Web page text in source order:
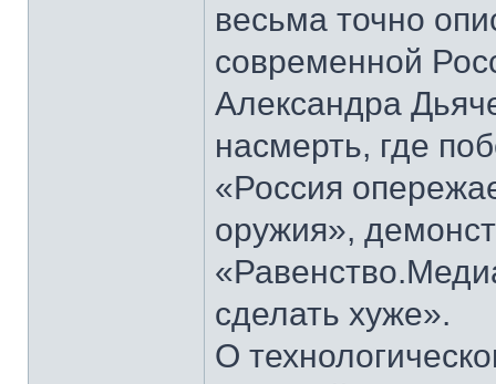
весьма точно
современной
Александра
насмерть, где
«Россия
оружия»,
сделать хуже».
О